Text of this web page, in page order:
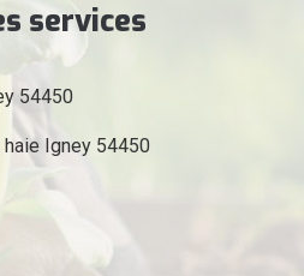
services
54450
Igney 54450